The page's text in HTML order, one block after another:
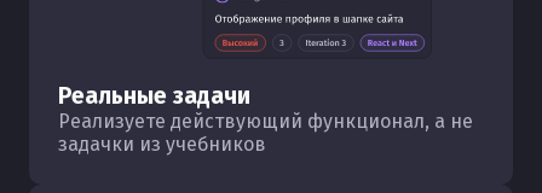
Реальные задачи
Реализуете действующий функционал, а не
задачки из учебников